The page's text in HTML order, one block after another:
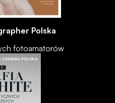
Polska
fotoamatorów